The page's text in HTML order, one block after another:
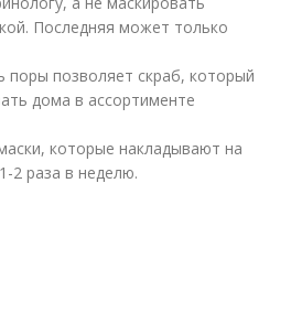
Последняя может только
поры позволяет скраб, который
дома в ассортименте
которые накладывают на
2 раза в неделю.